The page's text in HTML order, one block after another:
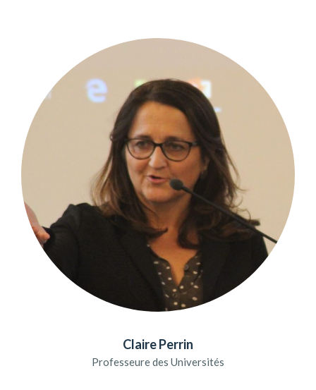
Claire Perrin
Professeure des Universités